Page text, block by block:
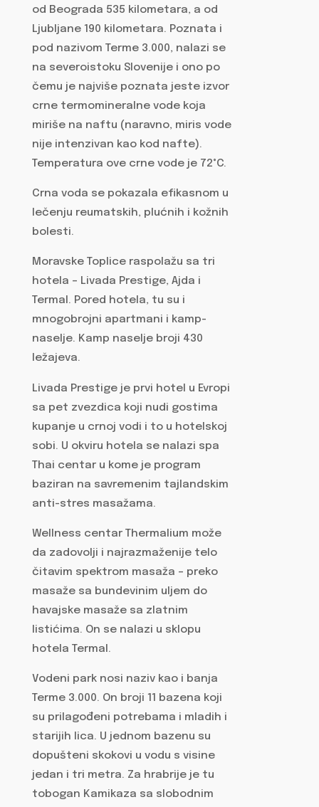
od Beograda 535 kilometara, a od
Ljubljane 190 kilometara. Poznata i
pod nazivom Terme 3.000, nalazi se
na severoistoku Slovenije i ono po
čemu je najviše poznata jeste izvor
crne termomineralne vode koja
miriše na naftu (naravno, miris vode
nije intenzivan kao kod nafte).
Temperatura ove crne vode je 72°C.
Crna voda se pokazala efikasnom u
lečenju reumatskih, plućnih i kožnih
bolesti.
Moravske Toplice raspolažu sa tri
hotela – Livada Prestige, Ajda i
Termal. Pored hotela, tu su i
mnogobrojni apartmani i kamp-
naselje. Kamp naselje broji 430
ležajeva.
Livada Prestige je prvi hotel u Evropi
sa pet zvezdica koji nudi gostima
kupanje u crnoj vodi i to u hotelskoj
sobi. U okviru hotela se nalazi spa
Thai centar u kome je program
baziran na savremenim tajlandskim
anti-stres masažama.
Wellness centar Thermalium može
da zadovolji i najrazmaženije telo
čitavim spektrom masaža – preko
masaže sa bundevinim uljem do
havajske masaže sa zlatnim
listićima. On se nalazi u sklopu
hotela Termal.
Vodeni park nosi naziv kao i banja
Terme 3.000. On broji 11 bazena koji
su prilagođeni potrebama i mladih i
starijih lica. U jednom bazenu su
dopušteni skokovi u vodu s visine
jedan i tri metra. Za hrabrije je tu
tobogan Kamikaza sa slobodnim